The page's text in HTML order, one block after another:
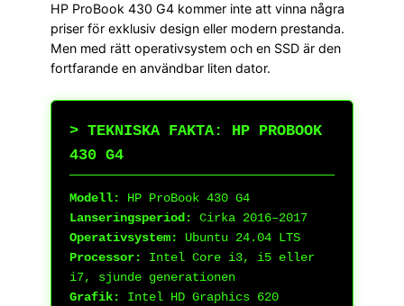
HP ProBook 430 G4 kommer inte att vinna några
priser för exklusiv design eller modern prestanda.
Men med rätt operativsystem och en SSD är den
fortfarande en användbar liten dator.
> TEKNISKA FAKTA: HP PROBOOK
430 G4
Modell:
HP ProBook 430 G4
Lanseringsperiod:
Cirka 2016–2017
Operativsystem:
Ubuntu 24.04 LTS
Processor:
Intel Core i3, i5 eller
i7, sjunde generationen
Grafik:
Intel HD Graphics 620